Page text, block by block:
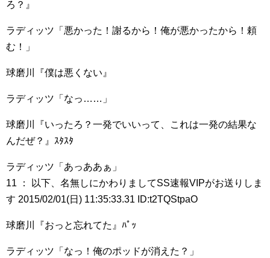
ろ？』
ラディッツ「悪かった！謝るから！俺が悪かったから！頼
む！」
球磨川『僕は悪くない』
ラディッツ「なっ……」
球磨川『いったろ？一発でいいって、これは一発の結果な
んだぜ？』ｽﾀｽﾀ
ラディッツ「あっああぁ」
11 ： 以下、名無しにかわりましてSS速報VIPがお送りしま
す 2015/02/01(日) 11:35:33.31 ID:t2TQStpaO
球磨川『おっと忘れてた』ﾊﾟｯ
ラディッツ「なっ！俺のポッドが消えた？」